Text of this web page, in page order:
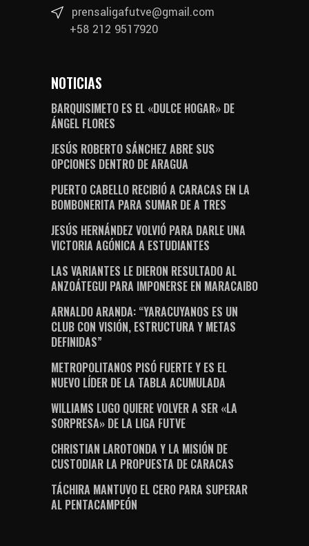
prensaligafutve@gmail.com
+58 212 9517920
NOTICIAS
BARQUISIMETO ES EL «DULCE HOGAR» DE
ÁNGEL FLORES
JESÚS ROBERTO SÁNCHEZ ABRE SUS
OPCIONES DENTRO DE ARAGUA
PUERTO CABELLO RECIBIÓ A CARACAS EN LA
BOMBONERITA PARA SUMAR DE A TRES
JESÚS HERNÁNDEZ VOLVIÓ PARA DARLE UNA
VICTORIA AGÓNICA A ESTUDIANTES
LAS VARIANTES LE DIERON RESULTADO AL
ANZOÁTEGUI PARA IMPONERSE EN MARACAIBO
ARNALDO ARANDA: “YARACUYANOS ES UN
CLUB CON VISIÓN, ESTRUCTURA Y METAS
DEFINIDAS”
METROPOLITANOS PISÓ FUERTE Y ES EL
NUEVO LÍDER DE LA TABLA ACUMULADA
WILLIAMS LUGO QUIERE VOLVER A SER «LA
SORPRESA» DE LA LIGA FUTVE
CHRISTIAN LAROTONDA Y LA MISIÓN DE
CUSTODIAR LA PROPUESTA DE CARACAS
TÁCHIRA MANTUVO EL CERO PARA SUPERAR
AL PENTACAMPEÓN